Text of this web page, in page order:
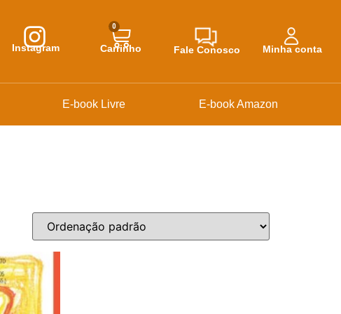
Instagram
0
Carrinho Fale Conosco Minha conta
E-book Livre E-book Amazon